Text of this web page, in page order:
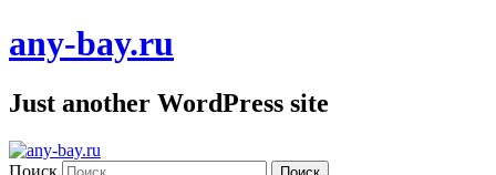
any-bay.ru
Just another WordPress site
Поиск